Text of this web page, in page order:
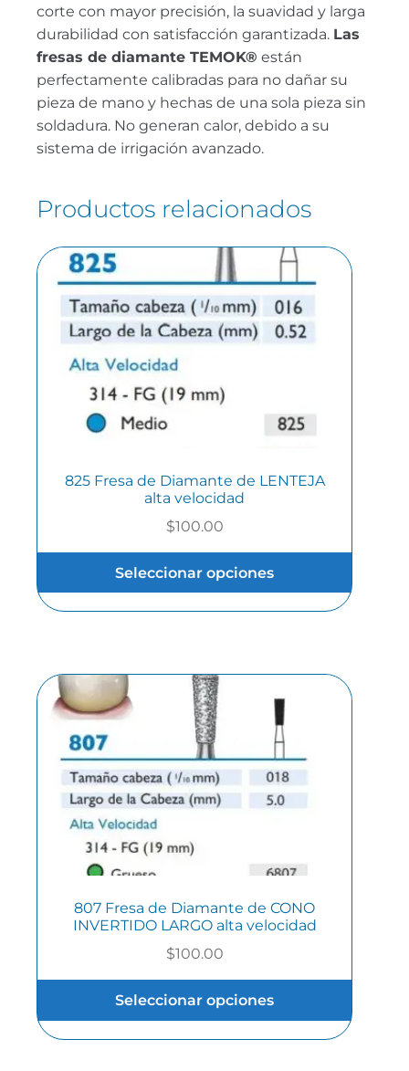
corte con mayor precisión, la suavidad y larga
durabilidad con satisfacción garantizada. Las
fresas de diamante TEMOK® están
perfectamente calibradas para no dañar su
pieza de mano y hechas de una sola pieza sin
soldadura. No generan calor, debido a su
sistema de irrigación avanzado.
Productos relacionados
825 Fresa de Diamante de LENTEJA
alta velocidad
$100.00
Seleccionar opciones
807 Fresa de Diamante de CONO
INVERTIDO LARGO alta velocidad
$100.00
Seleccionar opciones